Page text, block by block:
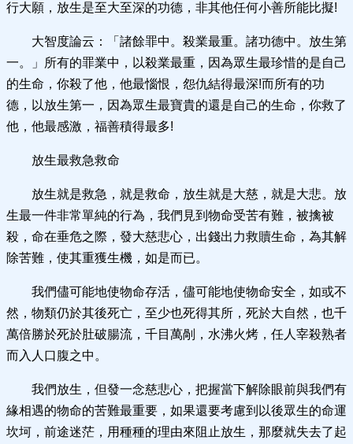
行大願，放生是至大至深的功德，非其他任何小善所能比擬!
大智度論云：「諸餘罪中。殺業最重。諸功德中。放生第
一。」所有的罪業中，以殺業最重，因為眾生最珍惜的是自己
的生命，你殺了他，他最惱恨，怨仇結得最深!而所有的功
德，以放生第一，因為眾生最寶貴的還是自己的生命，你救了
他，他最感激，福善積得最多!
放生最救急救命
放生就是救急，就是救命，放生就是大慈，就是大悲。放
生最一件非常單純的行為，我們見到物命受苦有難，被擒被
殺，命在垂危之際，發大慈悲心，出錢出力救贖生命，為其解
除苦難，使其重獲生機，如是而已。
我們儘可能地使物命存活，儘可能地使物命安全，如或不
然，物類仍於其後死亡，至少也死得其所，死於大自然，也千
萬倍勝於死於肚破腸流，千目萬剮，水沸火烤，任人宰殺熟者
而入人口腹之中。
我們放生，但發一念慈悲心，把握當下解除眼前與我們有
緣相遇的物命的苦難最重要，如果還要考慮到以後眾生的命運
坎坷，前途迷茫，用種種的理由來阻止放生，那麼就失去了起